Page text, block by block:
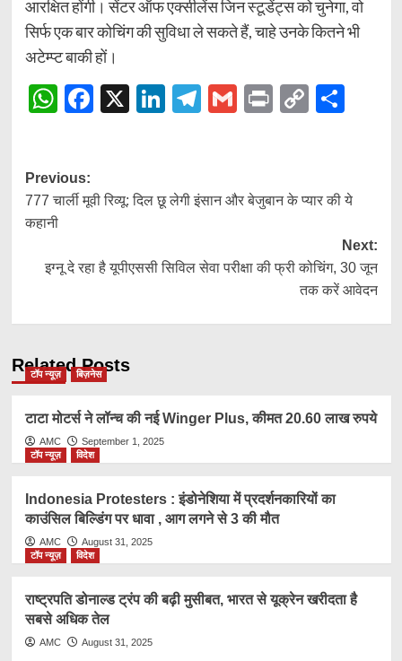
आरक्षित होंगी। सेंटर ऑफ एक्सीलेंस जिन स्टूडेंट्स को चुनेगा, वो
सिर्फ एक बार कोचिंग की सुविधा ले सकते हैं, चाहे उनके कितने भी
अटेम्प्ट बाकी हों।
WhatsApp
Facebook
X LinkedIn
Telegram
Gmail
Print
Copy
Post
navigation
Previous:
777 चार्ली मूवी रिव्‍यू: दिल छू लेगी इंसान और बेजुबान के प्‍यार की ये
कहानी
Next:
इग्नू दे रहा है यूपीएससी सिविल सेवा परीक्षा की फ्री कोचिंग, 30 जून
तक करें आवेदन
Related Posts
टॉप न्यूज़ बिज़नेस
टाटा मोटर्स ने लॉन्च की नई Winger Plus, कीमत 20.60 लाख रुपये
AMC
September 1, 2025
टॉप न्यूज़
विदेश
Indonesia Protesters : इंडोनेशिया में प्रदर्शनकारियों का
काउंसिल बिल्डिंग पर धावा , आग लगने से 3 की मौत
AMC
August 31, 2025
टॉप न्यूज़
विदेश
राष्ट्रप​ति डोनाल्ड ट्रंप की बढ़ी मुसीबत, भारत से यूक्रेन खरीदता है
सबसे अधिक तेल
AMC August 31, 2025